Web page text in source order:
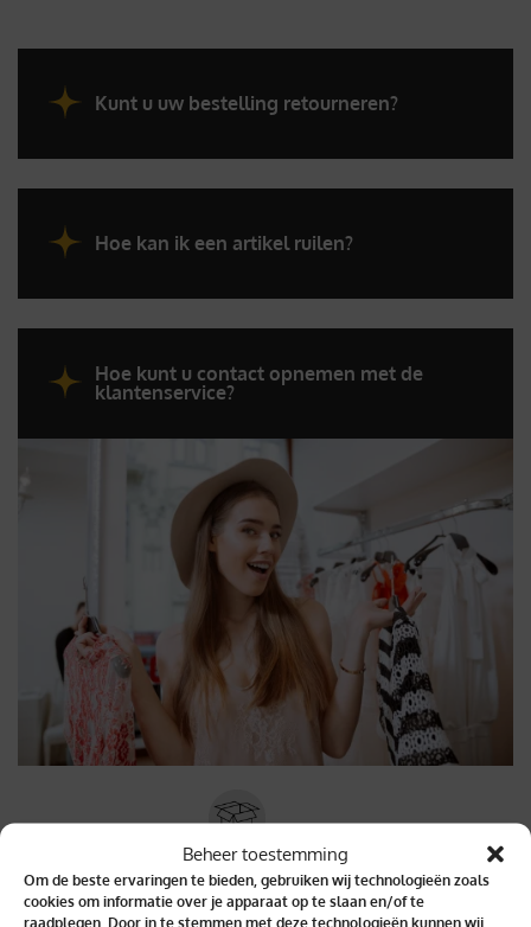
Beheer toestemming
Om de beste ervaringen te bieden, gebruiken wij technologieën zoals
cookies om informatie over je apparaat op te slaan en/of te
raadplegen. Door in te stemmen met deze technologieën kunnen wij
Binnen 2 dagen geleverd
Kunt u uw bestelling retourneren?
Hoe kan ik een artikel ruilen?
Hoe kunt u contact opnemen met de
klantenservice?